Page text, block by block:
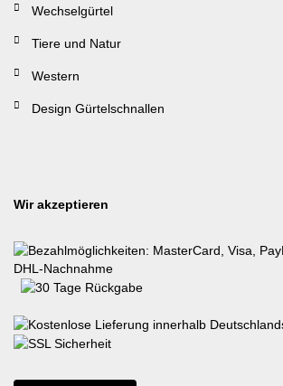
Wechselgürtel
Tiere und Natur
Western
Design Gürtelschnallen
Wir akzeptieren